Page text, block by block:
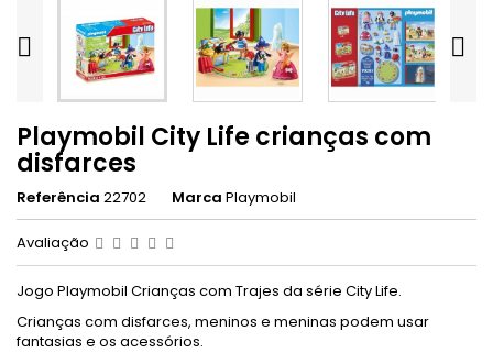
 
Playmobil City Life crianças com
disfarces
Referência 22702 Marca Playmobil
Avaliação
Jogo Playmobil Crianças com Trajes da série City Life.
Crianças com disfarces, meninos e meninas podem usar
fantasias e os acessórios.